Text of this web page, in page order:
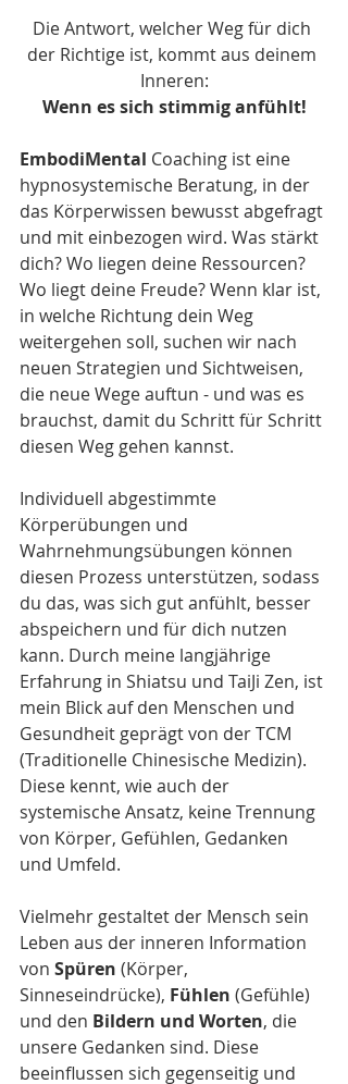
Die Antwort, welcher Weg für dich
der Richtige ist, kommt aus deinem
Inneren:
Wenn es sich stimmig anfühlt!
EmbodiMental Coaching ist eine
hypnosystemische Beratung, in der
das Körperwissen bewusst abgefragt
und mit einbezogen wird. Was stärkt
dich? Wo liegen deine Ressourcen?
Wo liegt deine Freude? Wenn klar ist,
in welche Richtung dein Weg
weitergehen soll, suchen wir nach
neuen Strategien und Sichtweisen,
die neue Wege auftun - und was es
brauchst, damit du Schritt für Schritt
diesen Weg gehen kannst.
Individuell abgestimmte
Körperübungen und
Wahrnehmungsübungen können
diesen Prozess unterstützen, sodass
du das, was sich gut anfühlt, besser
abspeichern und für dich nutzen
kann. Durch meine langjährige
Erfahrung in Shiatsu und TaiJi Zen, ist
mein Blick auf den Menschen und
Gesundheit geprägt von der TCM
(Traditionelle Chinesische Medizin).
Diese kennt, wie auch der
systemische Ansatz, keine Trennung
von Körper, Gefühlen, Gedanken
und Umfeld.
Vielmehr gestaltet der Mensch sein
Leben aus der inneren Information
von Spüren (Körper,
Sinneseindrücke), Fühlen (Gefühle)
und den Bildern und Worten, die
unsere Gedanken sind. Diese
beeinflussen sich gegenseitig und